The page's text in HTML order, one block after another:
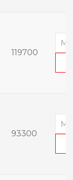
119700
93300